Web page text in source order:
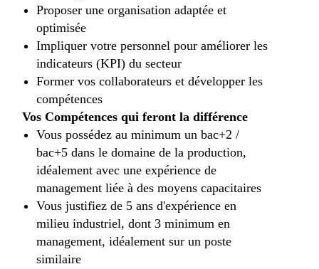
Proposer une organisation adaptée et
optimisée
Impliquer votre personnel pour améliorer les
indicateurs (KPI) du secteur
Former vos collaborateurs et développer les
compétences
Vos Compétences qui feront la différence
Vous possédez au minimum un bac+2 /
bac+5 dans le domaine de la production,
idéalement avec une expérience de
management liée à des moyens capacitaires
Vous justifiez de 5 ans d'expérience en
milieu industriel, dont 3 minimum en
management, idéalement sur un poste
similaire